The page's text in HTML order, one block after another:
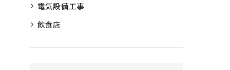
電気設備工事
飲食店